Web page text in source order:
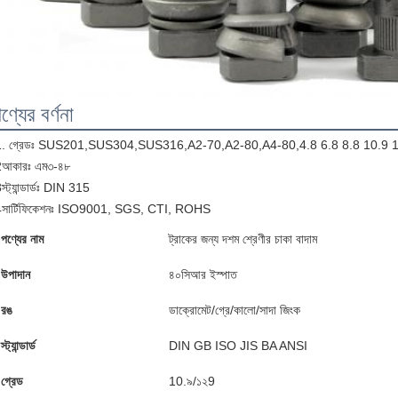
বর্ণনা
গ্রেডঃ SUS201,SUS304,SUS316,A2-70,A2-80,A4-80,4.8 6.8 8.8 10.9
এম৩-৪৮
DIN 315
ISO9001, SGS, CTI, ROHS
পণ্যের নাম ট্রাকের জন্য দশম শ্রেণীর চাকা বাদাম
উপাদান ৪০সিআর ইস্পাত
রঙ ডাক্রোমেট/গ্রে/কালো/সাদা জিংক
স্ট্যান্ডার্ড DIN GB ISO JIS BA ANSI
গ্রেড 10.৯/১২9